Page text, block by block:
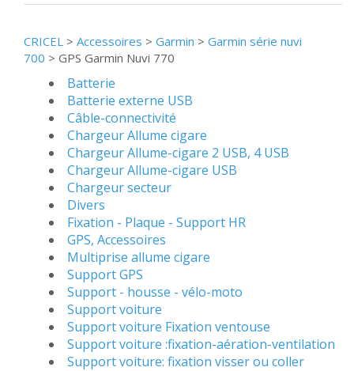
CRICEL > Accessoires > Garmin > Garmin série nuvi
700 > GPS Garmin Nuvi 770
Batterie
Batterie externe USB
Câble-connectivité
Chargeur Allume cigare
Chargeur Allume-cigare 2 USB, 4 USB
Chargeur Allume-cigare USB
Chargeur secteur
Divers
Fixation - Plaque - Support HR
GPS, Accessoires
Multiprise allume cigare
Support GPS
Support - housse - vélo-moto
Support voiture
Support voiture Fixation ventouse
Support voiture :fixation-aération-ventilation
Support voiture: fixation visser ou coller